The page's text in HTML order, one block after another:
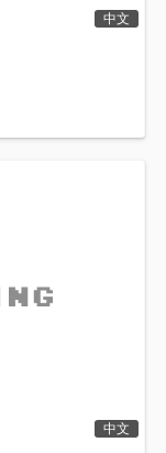
中文
中文